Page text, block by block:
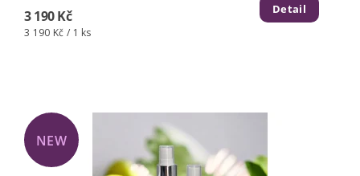
3 190 Kč
3 190 Kč / 1 ks
Detail
NEW